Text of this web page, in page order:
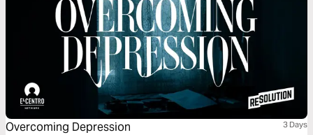
Overcoming Depression 3 Days